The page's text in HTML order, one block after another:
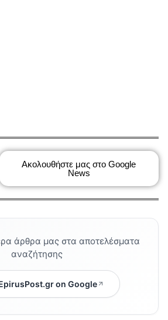
Ακολουθήστε μας στο Google
News
άρθρα μας στα αποτελέσματα
αναζήτησης
on Google